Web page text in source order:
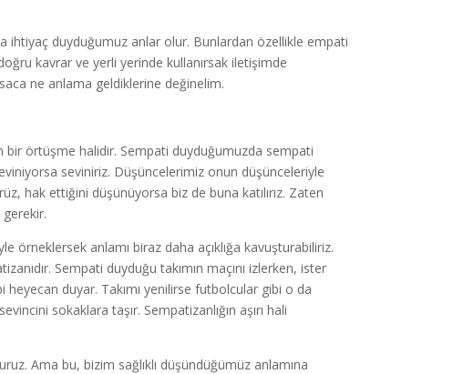
ihtiyaç duyduğumuz anlar olur. Bunlardan özellikle empati
kavrar ve yerli yerinde kullanırsak iletişimde
ne anlama geldiklerine değinelim.
bir örtüşme halidir. Sempati duyduğumuzda sempati
seviniriz. Düşüncelerimiz onun düşünceleriyle
hak ettiğini düşünüyorsa biz de buna katılırız. Zaten
örneklersek anlamı biraz daha açıklığa kavuşturabiliriz.
Sempati duyduğu takımın maçını izlerken, ister
duyar. Takımı yenilirse futbolcular gibi o da
sokaklara taşır. Sempatizanlığın aşırı hali
Ama bu, bizim sağlıklı düşündüğümüz anlamına